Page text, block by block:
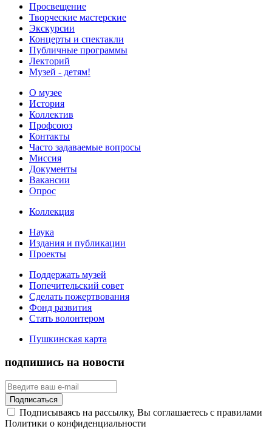
Просвещение
Творческие мастерские
Экскурсии
Концерты и спектакли
Публичные программы
Лекторий
Музей - детям!
О музее
История
Коллектив
Профсоюз
Контакты
Часто задаваемые вопросы
Миссия
Документы
Вакансии
Опрос
Коллекция
Наука
Издания и публикации
Проекты
Поддержать музей
Попечительский совет
Сделать пожертвования
Фонд развития
Стать волонтером
Пушкинская карта
подпишись на новости
Подписаться
Подписываясь на рассылку, Вы соглашаетесь с правилами
Политики о конфиденциальности